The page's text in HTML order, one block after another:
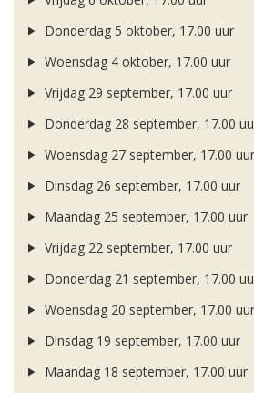
Donderdag 5 oktober, 17.00 uur
Woensdag 4 oktober, 17.00 uur
Vrijdag 29 september, 17.00 uur
Donderdag 28 september, 17.00
Woensdag 27 september, 17.00 uur
Dinsdag 26 september, 17.00 uur
Maandag 25 september, 17.00 uur
Vrijdag 22 september, 17.00 uur
Donderdag 21 september, 17.00
Woensdag 20 september, 17.00 uur
Dinsdag 19 september, 17.00 uur
Maandag 18 september, 17.00 uur